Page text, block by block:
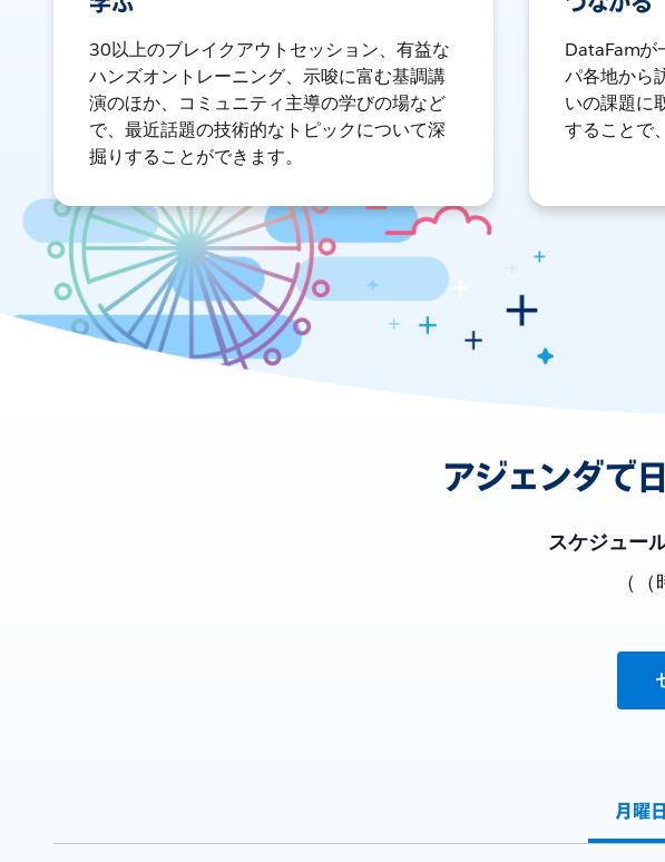
30以上のブレイクアウトセッション、有益な
ハンズオントレーニング、示唆に富む基調講
演のほか、コミュニティ主導の学びの場など
で、最近話題の技術的なトピックについて深
掘りすることができます。
DataFamが
パ各地から
いの課題に
することで
アジェンダで
スケジュー
（
月曜日